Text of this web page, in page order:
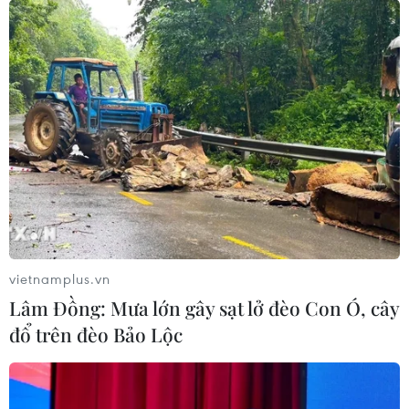
Tuyển thủ Indonesia cúi đầu thành
khẩn xin lỗi người hâm mộ xứ vạn
đảo
04/08/2026 03:17
ASEAN Cup 2026: "Chìa khóa" giúp
tuyển Việt Nam quật ngã Indonesia
04/08/2026 03:05
ASEAN Cup 2026: Đội tuyển Việt
Nam tạo "cơn địa chấn" trên truyền
thông khu vực
04/08/2026 02:45
vietnamplus.vn
Lâm Đồng: Mưa lớn gây sạt lở đèo Con Ó, cây
đổ trên đèo Bảo Lộc